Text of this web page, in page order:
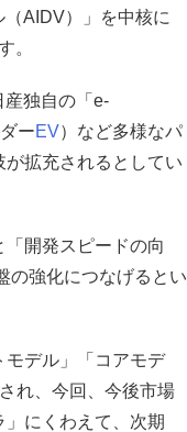
AIDV）」を中核に
。
産独自の「e-
ーEV）など多様なパ
拡充されるとしてい
開発スピードの向
の強化につなげるとい
モデル」「コアモデ
れ、今回、今後市場
」にくわえて、次期